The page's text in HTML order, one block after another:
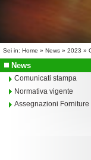
Sei in: Home » News » 2023 »
News
Comunicati stampa
Normativa vigente
Assegnazioni Forniture